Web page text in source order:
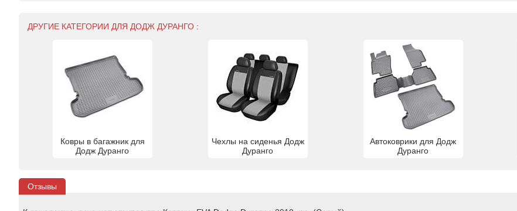
ДРУГИЕ КАТЕГОРИИ ДЛЯ ДОДЖ ДУРАНГО :
Ковры в багажник для
Додж Дуранго
Чехлы на сиденья Додж
Дуранго
Автоковрики для Додж
Дуранго
Отзывы